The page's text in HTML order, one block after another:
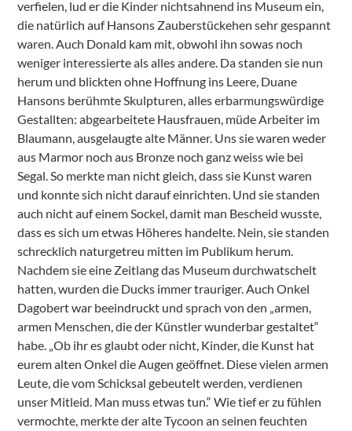
verfielen, lud er die Kinder nichtsahnend ins Museum ein,
die natürlich auf Hansons Zauberstückehen sehr gespannt
waren. Auch Donald kam mit, obwohl ihn sowas noch
weniger interessierte als alles andere. Da standen sie nun
herum und blickten ohne Hoffnung ins Leere, Duane
Hansons berühmte Skulpturen, alles erbarmungswürdige
Gestallten: abgearbeitete Hausfrauen, müde Arbeiter im
Blaumann, ausgelaugte alte Männer. Uns sie waren weder
aus Marmor noch aus Bronze noch ganz weiss wie bei
Segal. So merkte man nicht gleich, dass sie Kunst waren
und konnte sich nicht darauf einrichten. Und sie standen
auch nicht auf einem Sockel, damit man Bescheid wusste,
dass es sich um etwas Höheres handelte. Nein, sie standen
schrecklich naturgetreu mitten im Publikum herum.
Nachdem sie eine Zeitlang das Museum durchwatschelt
hatten, wurden die Ducks immer trauriger. Auch Onkel
Dagobert war beeindruckt und sprach von den „armen,
armen Menschen, die der Künstler wunderbar gestaltet“
habe. „Ob ihr es glaubt oder nicht, Kinder, die Kunst hat
eurem alten Onkel die Augen geöffnet. Diese vielen armen
Leute, die vom Schicksal gebeutelt werden, verdienen
unser Mitleid. Man muss etwas tun.“ Wie tief er zu fühlen
vermochte, merkte der alte Tycoon an seinen feuchten